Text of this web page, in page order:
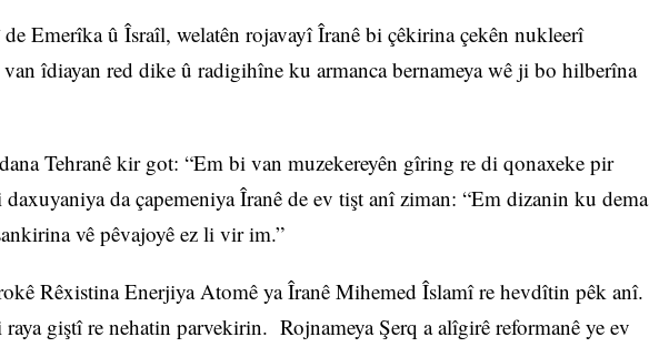
Emerîka û Îsraîl, welatên rojavayî Îranê bi çêkirina çekên nukleerî
îdiayan red dike û radigihîne ku armanca bernameya wê ji bo hilberîna
Tehranê kir got: “Em bi van muzekereyên gîring re di qonaxeke pir
da çapemeniya Îranê de ev tişt anî ziman: “Em dizanin ku dema
vê pêvajoyê ez li vir im.”
Rêxistina Enerjiya Atomê ya Îranê Mihemed Îslamî re hevdîtin pêk anî.
giştî re nehatin parvekirin. Rojnameya Şerq a alîgirê reformanê ye ev